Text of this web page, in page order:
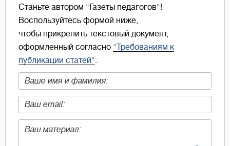
Станьте автором "Газеты педагогов"!
Воспользуйтесь формой ниже,
чтобы прикрепить текстовый документ,
оформленный согласно "Требованиям к
публикации статей"